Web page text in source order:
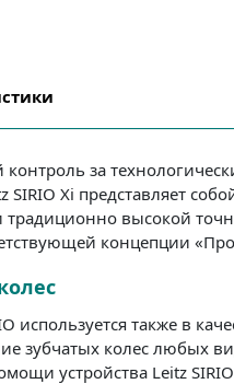
контроль за
Xi представляет
высокой
концепции
также в
зубчатых колес любых
устройства Leitz